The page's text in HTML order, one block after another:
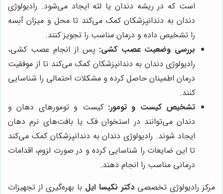
است که در ریشه دندان یا لثه ایجاد می‌شود. رادیولوژی
دندان به دندانپزشکان کمک می‌کند تا محل و میزان آبسه
را تشخیص داده و درمان مناسب را تجویز کنند.
بررسی وضعیت عصب کشی: پس از انجام عصب کشی،
رادیولوژی دندان به دندانپزشکان کمک می‌کند تا از موفقیت
درمان اطمینان حاصل کرده و مشکلات احتمالی را شناسایی
کنند.
تشخیص کیست و تومور: کیست و تومورهای دهان و
دندان می‌توانند در استخوان فک یا بافت‌های نرم دهان
ایجاد شوند. رادیولوژی دندان به دندانپزشکان کمک می‌کند
تا این ضایعات را شناسایی کرده و در صورت لزوم، اقدامات
درمانی مناسب را انجام دهند.
مرکز رادیولوژی تخصصیدکتر نکیسا ایل با بهره‌گیری از تجهیزات